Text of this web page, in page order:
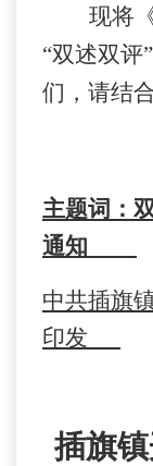
现将
“双述双评
们，请结
主题词：
通知
中共插旗
印发
插旗